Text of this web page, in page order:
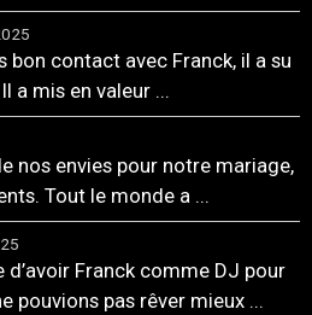
bon contact avec Franck, il a su
a mis en valeur ...
nos envies pour notre mariage,
Tout le monde a ...
d’avoir Franck comme DJ pour
pouvions pas rêver mieux ...